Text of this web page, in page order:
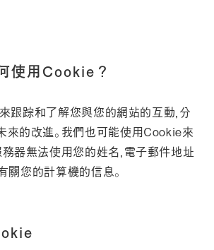
使用Cookie？
跟踪和了解您與您的網站的互動，分
來的改進。我們也可能使用Cookie來
器無法使用您的姓名，電子郵件地址
您的計算機的信息。